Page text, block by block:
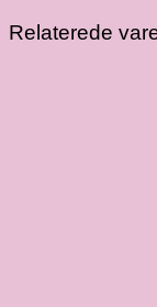
Relaterede